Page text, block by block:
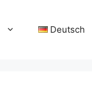
Deutsch